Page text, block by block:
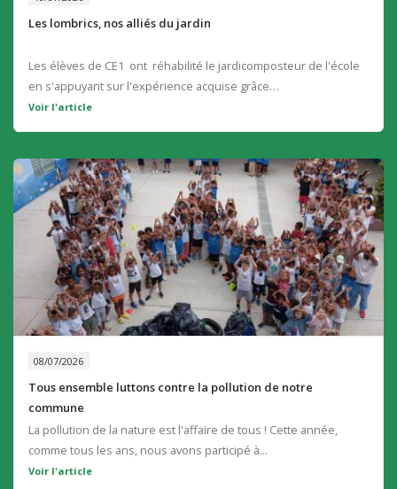
Les lombrics, nos alliés du jardin
Les élèves de CE1 ont réhabilité le jardicomposteur de l'école
en s'appuyant sur l'expérience acquise grâce
au lombricomposteur installé dans la classe depuis plusieurs...
Voir l'article
08/07/2026
Tous ensemble luttons contre la pollution de notre
commune
La pollution de la nature est l'affaire de tous ! Cette année,
comme tous les ans, nous avons participé à...
Voir l'article